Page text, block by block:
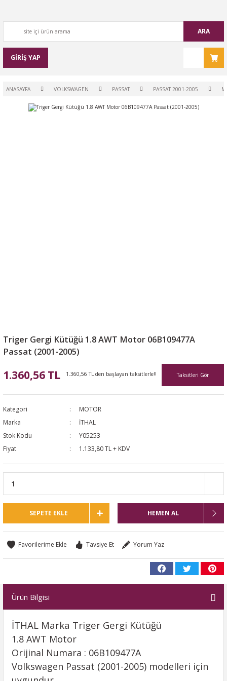
ARA
GİRİŞ YAP
ANASAYFA VOLKSWAGEN PASSAT PASSAT 2001-2005
Triger Gergi Kütüğü 1.8 AWT Motor 06B109477A
Passat (2001-2005)
1.360,56 TL 1.360,56 TL den başlayan taksitlerle!! Taksitleri Gör
Kategori
MOTOR
Marka
İTHAL
Stok Kodu
Y05253
Fiyat
1.133,80 TL + KDV
SEPETE EKLE HEMEN AL
Tavsiye Et Yorum Yaz
Ürün Bilgisi
İTHAL Marka Triger Gergi Kütüğü
1.8 AWT Motor
Orijinal Numara : 06B109477A
Volkswagen Passat (2001-2005) modelleri için